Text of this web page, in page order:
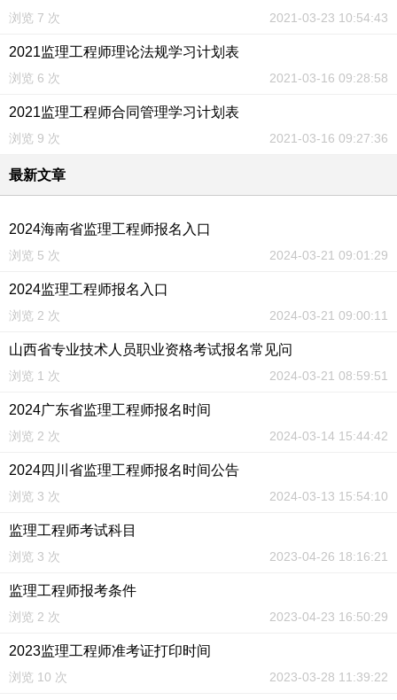
浏览 7 次 2021-03-23 10:54:43
2021监理工程师理论法规学习计划表
浏览 6 次 2021-03-16 09:28:58
2021监理工程师合同管理学习计划表
浏览 9 次 2021-03-16 09:27:36
最新文章
2024海南省监理工程师报名入口
浏览 5 次 2024-03-21 09:01:29
2024监理工程师报名入口
浏览 2 次 2024-03-21 09:00:11
山西省专业技术人员职业资格考试报名常见问
浏览 1 次 2024-03-21 08:59:51
2024广东省监理工程师报名时间
浏览 2 次 2024-03-14 15:44:42
2024四川省监理工程师报名时间公告
浏览 3 次 2024-03-13 15:54:10
监理工程师考试科目
浏览 3 次 2023-04-26 18:16:21
监理工程师报考条件
浏览 2 次 2023-04-23 16:50:29
2023监理工程师准考证打印时间
浏览 10 次 2023-03-28 11:39:22